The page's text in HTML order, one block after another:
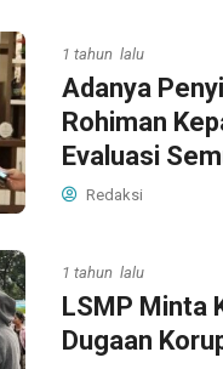
1 tahun lalu
Adanya
Rohiman
Evaluasi
Redaksi
1 tahun lalu
LSMP Minta
Dugaan